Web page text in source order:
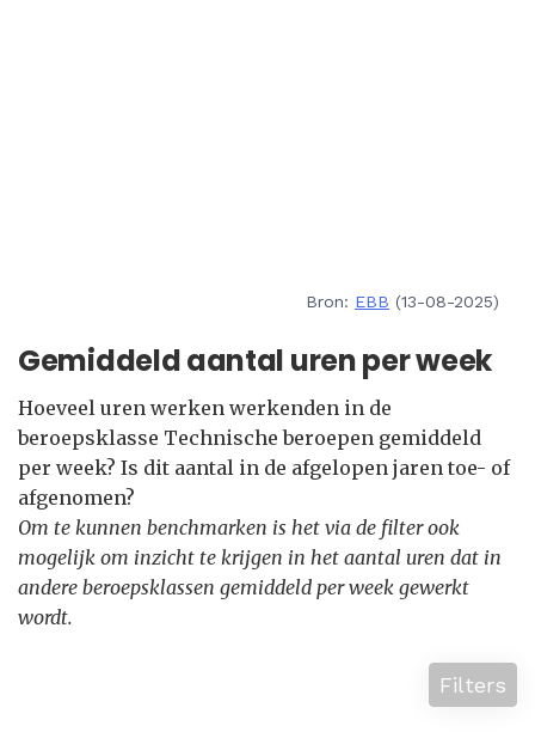
Bron: EBB (13-08-2025)
Gemiddeld aantal uren per week
Hoeveel uren werken werkenden in de
beroepsklasse Technische beroepen gemiddeld
per week? Is dit aantal in de afgelopen jaren toe- of
afgenomen?
Om te kunnen benchmarken is het via de filter ook
mogelijk om inzicht te krijgen in het aantal uren dat in
andere beroepsklassen gemiddeld per week gewerkt
wordt.
Filters